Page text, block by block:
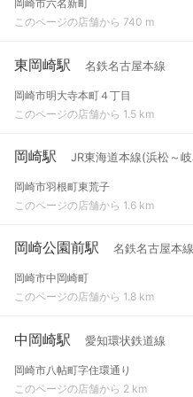
岡崎市六名新町
このページの店舗から 740 m
東岡崎駅 名鉄名古屋本線
岡崎市明大寺本町４丁目
このページの店舗から 1.5 km
岡崎駅 JR東海道本線(浜松～
岡崎市羽根町東荒子
このページの店舗から 1.6 km
岡崎公園前駅 名鉄名古屋本線
岡崎市中岡崎町
このページの店舗から 1.8 km
中岡崎駅 愛知環状鉄道線
岡崎市八帖町字住環通り
このページの店舗から 2 km